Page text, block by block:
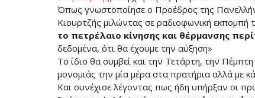
Όπως γνωστοποίησε ο Προέδρος της
Κιουρτζής μιλώντας σε ραδιοφωνική εκπομπή
το πετρέλαιο κίνησης και θέρμανσης
δεδομένα, ότι θα έχουμε την αύξηση»
Το ίδιο θα συμβεί και την Τετάρτη, την
μονομιάς την μία μέρα στα πρατήρια αλλά με
Και συνέχισε λέγοντας πως ήδη υπήρξαν οι